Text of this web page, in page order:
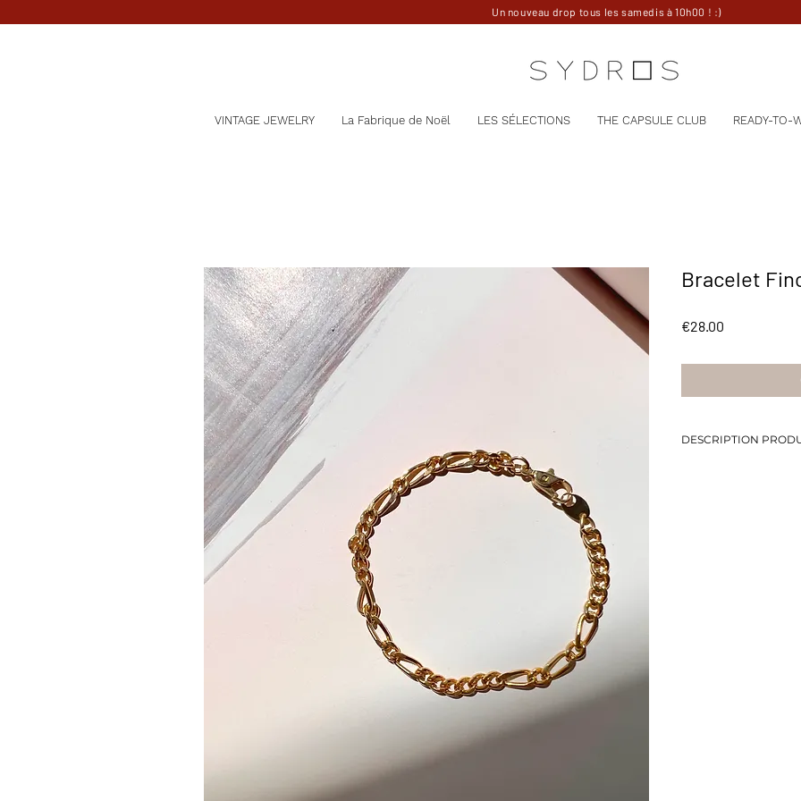
Un nouveau drop tous les samedis à 10h00 ! :)
VINTAGE JEWELRY La Fabrique de Noël LES SÉLECTIONS THE CAPSULE CLUB READY-TO-
Bracelet
€28.00
DESCRIPTION